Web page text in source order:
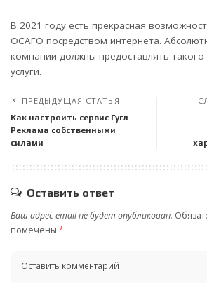
В 2021 году есть прекрасная
ОСАГО посредством интернета.
компании должны предоставлять
услуги.
ПРЕДЫДУЩАЯ СТАТЬЯ
Как настроить сервис Гугл
Реклама собственными
силами
Оставить ответ
Ваш адрес email не будет опубликован.
помечены *